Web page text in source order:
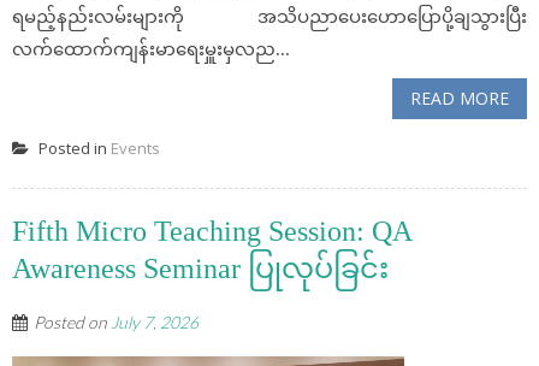
ရမည့်နည်းလမ်းများကို အသိပညာပေးဟောပြောပို့ချသွားပြီး
လက်ထောက်ကျန်းမာရေးမှူးမှလည...
READ MORE
Posted in Events
Fifth Micro Teaching Session: QA
Awareness Seminar ပြုလုပ်ခြင်း
Posted on July 7, 2026